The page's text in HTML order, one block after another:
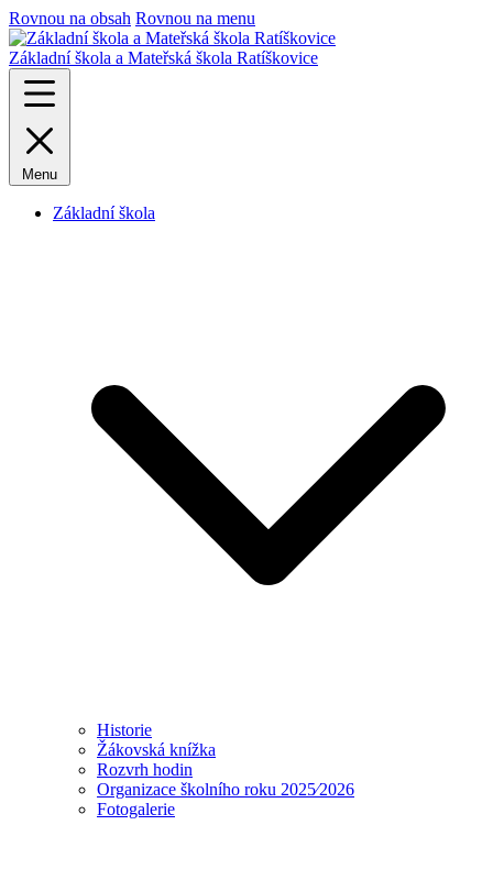
Rovnou na obsah Rovnou na menu
Základní škola a Mateřská škola Ratíškovice
Menu
Základní škola
Historie
Žákovská knížka
Rozvrh hodin
Organizace školního roku 2025⁄2026
Fotogalerie